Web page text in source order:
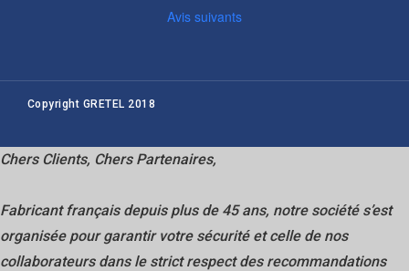
Avis suivants
Copyright GRETEL 2018
Chers Clients, Chers Partenaires,
Fabricant français depuis plus de 45 ans, notre société s’est
organisée pour garantir votre sécurité et celle de nos
collaborateurs dans le strict respect des recommandations